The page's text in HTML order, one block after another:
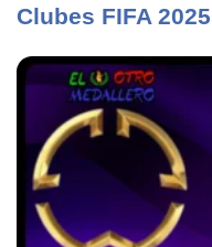
Clubes FIFA 2025